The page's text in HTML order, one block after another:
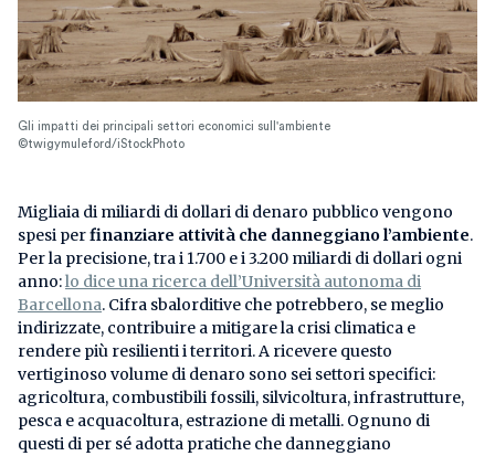
Gli impatti dei principali settori economici sull'ambiente
©twigymuleford/iStockPhoto
Migliaia di miliardi di dollari di denaro pubblico vengono
spesi perfinanziare attività che danneggiano l’ambiente.
Per la precisione, tra i 1.700 e i 3.200 miliardi di dollari ogni
anno:lo dice una ricerca dell’Università autonoma di
Barcellona. Cifra sbalorditive che potrebbero, se meglio
indirizzate, contribuire a mitigare la crisi climatica e
rendere più resilienti i territori. A ricevere questo
vertiginoso volume di denaro sono sei settori specifici:
agricoltura, combustibili fossili, silvicoltura, infrastrutture,
pesca e acquacoltura, estrazione di metalli. Ognuno di
questi di per sé adotta pratiche che danneggiano